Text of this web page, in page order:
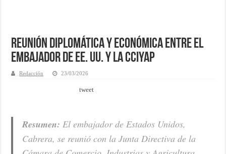
Reunión diplomática y económica entre el
Embajador de EE. UU. y la CCIYAP
Redacción 23/03/2026
tweet
Resumen: El embajador de Estados Unidos,
Cabrera, se reunió con la Junta Directiva de la